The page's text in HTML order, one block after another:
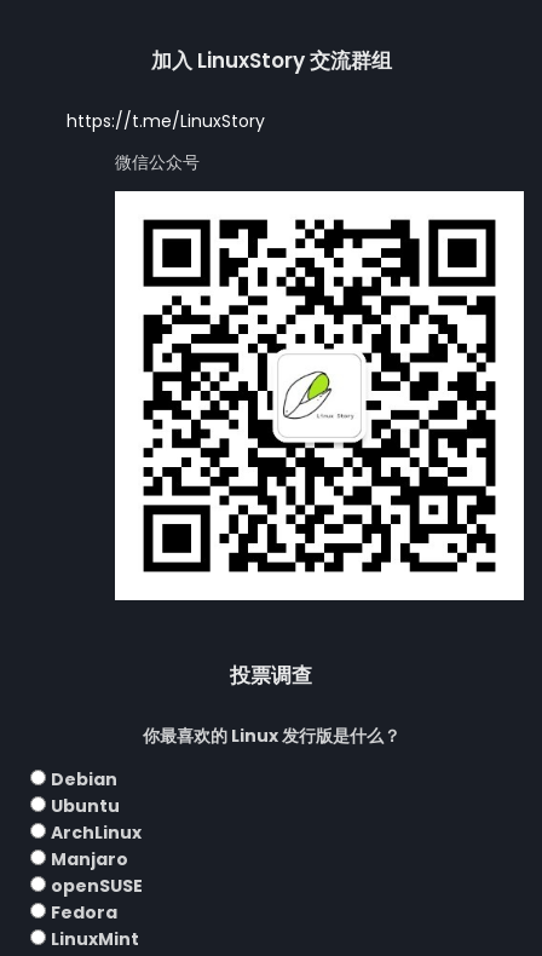
加入 LinuxStory 交流群组
https://t.me/LinuxStory
微信公众号
投票调查
你最喜欢的 Linux 发行版是什么？
Debian
Ubuntu
ArchLinux
Manjaro
openSUSE
Fedora
LinuxMint